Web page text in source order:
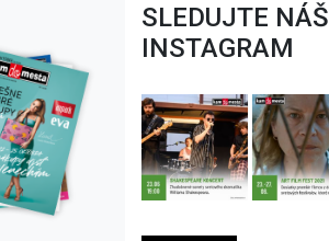
SLEDUJTE NÁŠ
INSTAGRAM